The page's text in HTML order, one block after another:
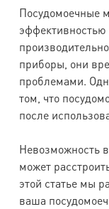
Посудомоечные
приборы, они
проблемами.
том, что
после
Невозможность
может
этой статье мы
ваша